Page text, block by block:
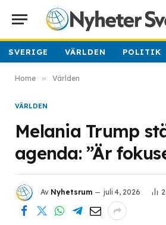
SVERIGE VÄRLDEN POLITIK
Home » Världen
VÄRLDEN
Melania Trump
agenda: ”Är
Av Nyhetsrum juli 4, 2026 2